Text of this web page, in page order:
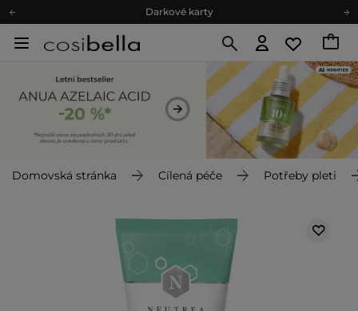
Darkové karty
Odeslání do 24 hod.
Darkové karty
Ekologické balení
Domovská stránka Cílená péče Potřeby pleti